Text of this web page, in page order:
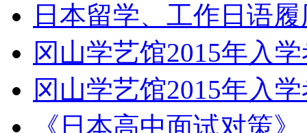
日本留学、工作日语
冈山学艺馆2015年入
冈山学艺馆2015年入
《日本高中面试对策》